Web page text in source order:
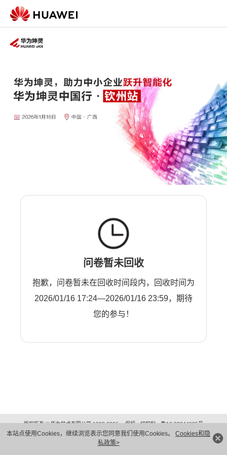
本站点使用Cookies，继续浏览表示您同意我们使用Cookies。 Cookies和隐
私政策>
问卷暂未回收
抱歉，问卷暂未在回收时间段内，回收时间为
2026/01/16 17:24—2026/01/16 23:59，期待
您的参与！
版权所有 © 华为技术有限公司 1998-2026。 保留一切权利。粤A2-20044005号
隐私保护
法律声明